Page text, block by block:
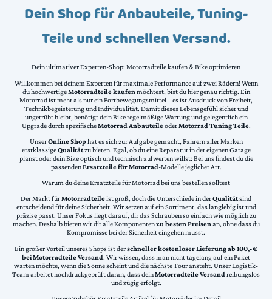
Dein Shop für Anbauteile, Tuning-
Teile und schnellen Versand.
Dein ultimativer Experten-Shop: Motorradteile kaufen & Bike optimieren
Willkommen bei deinem Experten für maximale Performance auf zwei Rädern! Wenn
du hochwertigeMotorradteile kaufen möchtest, bist du hier genau richtig. Ein
Motorrad ist mehr als nur ein Fortbewegungsmittel – es ist Ausdruck von Freiheit,
Technikbegeisterung und Individualität. Damit dieses Lebensgefühl sicher und
ungetrübt bleibt, benötigt dein Bike regelmäßige Wartung und gelegentlich ein
Upgrade durch spezifischeMotorrad AnbauteileoderMotorrad Tuning Teile.
UnserOnline Shophat es sich zur Aufgabe gemacht, Fahrern aller Marken
erstklassigeQualitätzu bieten. Egal, ob du eine Reparatur in der eigenen Garage
planst oder dein Bike optisch und technisch aufwerten willst: Bei uns findest du die
passendenErsatzteile für Motorrad-Modelle jeglicher Art.
Warum du deine Ersatzteile für Motorrad bei uns bestellen solltest
Der Markt fürMotorradteileist groß, doch die Unterschiede in derQualitätsind
entscheidend für deine Sicherheit. Wir setzen auf ein Sortiment, das langlebig ist und
präzise passt. Unser Fokus liegt darauf, dir das Schrauben so einfach wie möglich zu
machen. Deshalb bieten wir dir alle Komponentenzu besten Preisenan, ohne dass du
Kompromisse bei der Sicherheit eingehen musst.
Ein großer Vorteil unseres Shops ist derschneller kostenloser Lieferung ab 100,-€
bei Motorradteile Versand. Wir wissen, dass man nicht tagelang auf ein Paket
warten möchte, wenn die Sonne scheint und die nächste Tour ansteht. Unser Logistik-
Team arbeitet hochdruckgeprüft daran, dass deinMotorradteile Versand reibungslos
und zügig erfolgt.